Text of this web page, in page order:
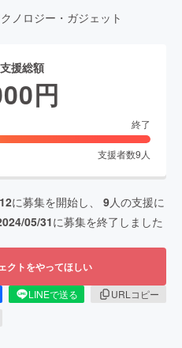
ノロジー・ガジェット
援総額
円
終了
支援者数9 人
に募集を開始し、 9人の支援に
05/31に募集を終了しました
クトをやってほしい
LINEで送る
URLコピー